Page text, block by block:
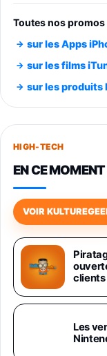
trs/min)
891,99€
749,99€
648,63€
Android
1019€
Galaxy
1019€
Toutes nos
sur les Apps
sur les films
sur les produits
HIGH-TECH
EN CE
VOIR
clients
Les